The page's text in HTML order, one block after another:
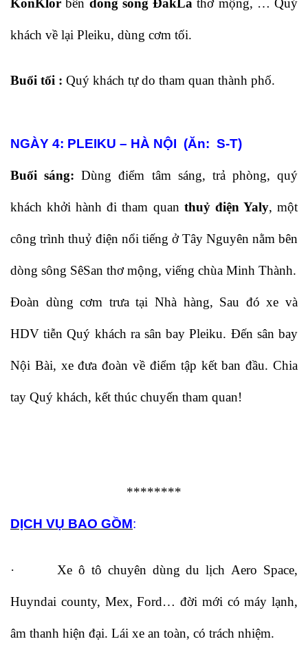
khách về lại Pleiku, dùng cơm tối.
Buổi tối : Quý khách tự do tham quan thành phố.
NGÀY 4: PLEIKU – HÀ NỘI (Ăn: S-T)
Buối sáng: Dùng điểm tâm sáng, trả phòng, quý
khách khởi hành đi tham quan thuỷ điện Yaly, một
công trình thuỷ điện nổi tiếng ở Tây Nguyên nằm bên
dòng sông SêSan thơ mộng, viếng chùa Minh Thành.
Đoàn dùng cơm trưa tại Nhà hàng, Sau đó xe và
HDV tiễn Quý khách ra sân bay Pleiku. Đến sân bay
Nội Bài, xe đưa đoàn về điểm tập kết ban đầu. Chia
tay Quý khách, kết thúc chuyến tham quan!
********
DỊCH VỤ BAO GỒM:
· Xe ô tô chuyên dùng du lịch Aero Space,
Huyndai county, Mex, Ford… đời mới có máy lạnh,
âm thanh hiện đại. Lái xe an toàn, có trách nhiệm.